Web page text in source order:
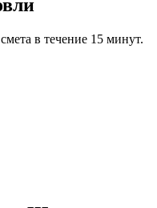
в течение 15 минут.